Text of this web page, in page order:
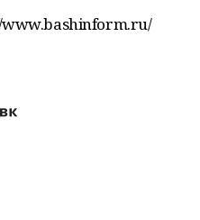
www.bashinform.ru/